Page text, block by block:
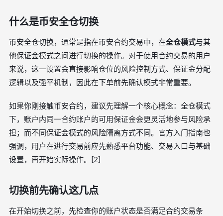
什么是币安全仓切换
币安全仓切换，通常是指在币安合约交易中，在全仓模式与其
他保证金模式之间进行切换的操作。对于使用合约交易的用户
来说，这一设置会直接影响仓位的风险控制方式、保证金分配
逻辑以及强平机制，因此在下单前先确认模式非常重要。
如果你刚接触币安合约，建议先理解一个核心概念：全仓模式
下，账户内同一合约账户的可用保证金会更灵活地参与风险承
担；而不同保证金模式的风险隔离方式不同。官方入门指南也
强调，用户在进行交易前应先熟悉平台功能、交易入口与基础
设置，再开始实际操作。[2]
切换前先确认这几点
在开始切换之前，先检查你的账户状态是否满足合约交易条